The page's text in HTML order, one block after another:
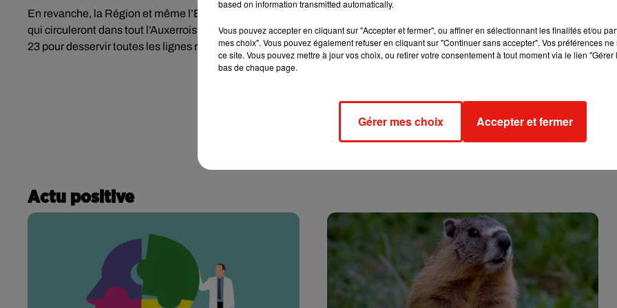
En revanche, la Région et même l’Europe ont décidé d’investir dans un tout autre projet. L’installation de 5 bus à hydrogène
qui circuleront dans tout l’Auxerrois entre 2019 et 2021. Si l’expérimentation porte ses fruits, leur nombre pourra être porté
23 pour desservir toutes les lignes régulières à l’horizon 2023.
Actu positive
based on information transmitted automatically.
Vous pouvez accepter en cliquant sur "Accepter et fermer", ou affiner en sélectionnant les finalités et/ou
mes choix". Vous pouvez également refuser en cliquant sur "Continuer sans accepter". Vos préférences
ce site. Vous pouvez mettre à jour vos choix, ou retirer votre consentement à tout moment via le lien
bas de chaque page.
Gérer mes choix Accepter et fermer